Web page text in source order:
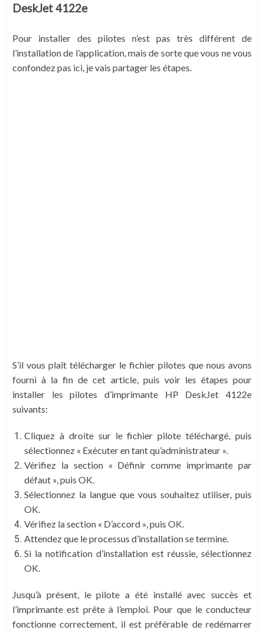
DeskJet 4122e
Pour installer des pilotes n’est pas très différent de
l’installation de l’application, mais de sorte que vous ne vous
confondez pas ici, je vais partager les étapes.
S’il vous plaît télécharger le fichier pilotes que nous avons
fourni à la fin de cet article, puis voir les étapes pour
installer les pilotes d’imprimante HP DeskJet 4122e
suivants:
Cliquez à droite sur le fichier pilote téléchargé, puis
sélectionnez « Exécuter en tant qu’administrateur ».
Vérifiez la section « Définir comme imprimante par
défaut », puis OK.
Sélectionnez la langue que vous souhaitez utiliser, puis
OK.
Vérifiez la section « D’accord », puis OK.
Attendez que le processus d’installation se termine.
Si la notification d’installation est réussie, sélectionnez
OK.
Jusqu’à présent, le pilote a été installé avec succès et
l’imprimante est prête à l’emploi. Pour que le conducteur
fonctionne correctement, il est préférable de redémarrer